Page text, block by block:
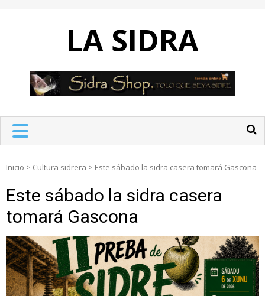
LA SIDRA
Inicio > Cultura sidrera > Este sábado la sidra casera tomará Gascona
Este sábado la sidra casera
tomará Gascona